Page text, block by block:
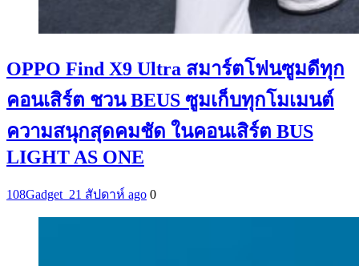
OPPO Find X9 Ultra สมาร์ตโฟนซูมดีทุก
คอนเสิร์ต ชวน BEUS ซูมเก็บทุกโมเมนต์
ความสนุกสุดคมชัด ในคอนเสิร์ต BUS
LIGHT AS ONE
108Gadget_21 สัปดาห์ ago 0